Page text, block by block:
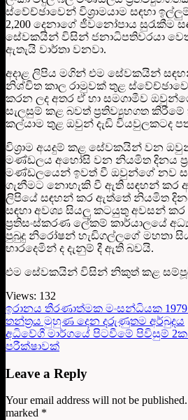
ස්වේච්ඡාවෙන් විශ්‍රාමයාම සඳහා
2,200 දෙනාගේ ජීවනෝපාය සුරැකීම
සේවකයින් විසින් ජනාධිපතිවරයා
ඇතැයි වාර්තා වනවා.
අදාළ ලිපිය මගින් එම සේවකයින්
නිශ්චිත කාල රාමුවක් තුළ
කරන ලද අතර ඒ හා සමගාමීව
සැලසුම් කළ බවත් ප්‍රතිව්‍යුහගත කිරීමේ
කල්යාම තුළ ඔවුන් දැඩි වියවුලකටද
විශ්‍රාම අයදුම් කළ සේවකයින් වන
මණ්ඩලය අහෝසි වන නියමිත දිනය
මණ්ඩලයෙන් ඉවත් වී ඔවුන්ගේ නව
ගැනීමට නොහැකි වී ඇති සඳහන් කර
ලිපියේ සඳහන් කර ඇත්තේ නියමිත
සඳහා අවශ්‍ය සියලු කටයුතු අවසන්
ප්‍රතිසංස්කරණ ලේකම් කාර්යාලයේ
පුබුදු නිරෝෂන් හැඩිගල්ලගේ මහතා
භාරදෙමින් ද දැනුම් දී ඇති බවයි.
එම සේවකයින් විසින් නිකුත් කළ
Views: 132
ඉරානය තීරණාත්මක මංසන්ධියක
තන්ත්‍රය මුහුණ දෙන දරුණුතම අර්බුදය
අධිවේගී මාර්ගයේ පිටවීමේ පිවිසුම්
පරීක්ෂාවක්
Leave a Reply
Your email address will not be published.
marked *